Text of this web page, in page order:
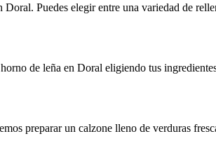
Puedes elegir entre una variedad de
de leña en Doral eligiendo tus
preparar un calzone lleno de verduras